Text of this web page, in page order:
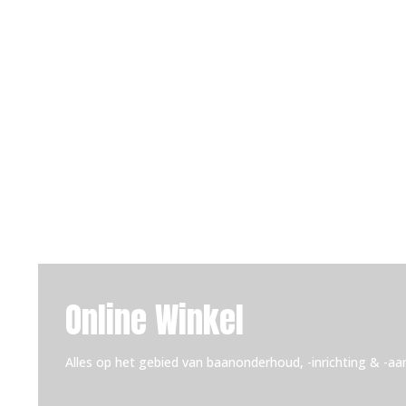
Online Winkel
Alles op het gebied van baanonderhoud, -inrichting & -